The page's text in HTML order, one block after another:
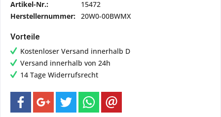
Artikel-Nr.:
15472
Herstellernummer: 20W0-00BWMX
Vorteile
Kostenloser Versand innerhalb D
Versand innerhalb von 24h
14 Tage Widerrufsrecht